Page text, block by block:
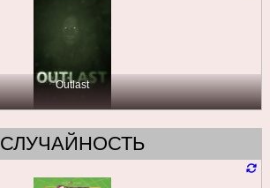
Outlast
СЛУЧАЙНОСТЬ